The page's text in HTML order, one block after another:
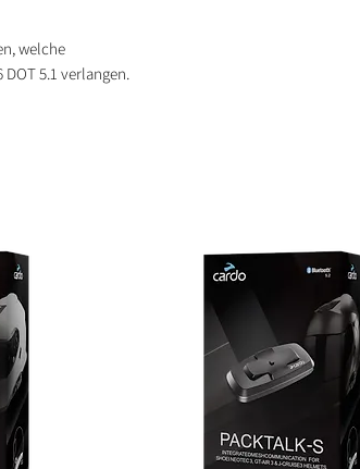
welche
5.1 verlangen.